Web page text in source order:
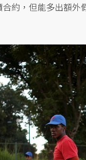
約，但能多出額